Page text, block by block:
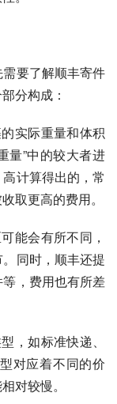
要了解顺丰寄件
分构成：
实际重量和体积
量”中的较大者进
计算得出的，常
取更高的费用。
能会有所不同，
同时，顺丰还提
，费用也有所差
，如标准快递、
对应着不同的价
对较慢。